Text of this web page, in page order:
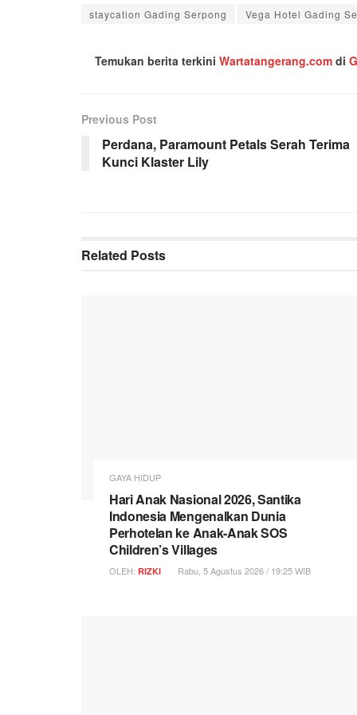
staycation Gading Serpong Vega Hotel Gading
Temukan berita terkini Wartatangerang.comdi
Previous Post
Perdana, Paramount Petals Serah Terima
Kunci Klaster Lily
Related Posts
GAYA HIDUP
Hari Anak Nasional 2026, Santika
Indonesia Mengenalkan Dunia
Perhotelan ke Anak-Anak SOS
Children’s Villages
OLEH: RIZKI Rabu, 5 Agustus 2026 / 19:25 WIB